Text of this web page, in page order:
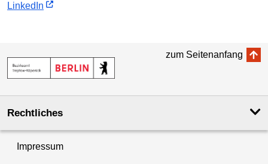
LinkedIn
zum Seitenanfang
Rechtliches
Impressum